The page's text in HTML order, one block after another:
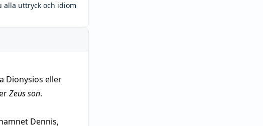
alla uttryck och idiom
Dionysios eller
Zeus son.
Dennis,